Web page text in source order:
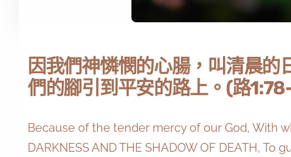
因我們神憐憫的心腸，叫清晨
們的腳引到平安的路上。(路
Because of the tender mercy of our God, With
DARKNESS AND THE SHADOW OF DEATH,